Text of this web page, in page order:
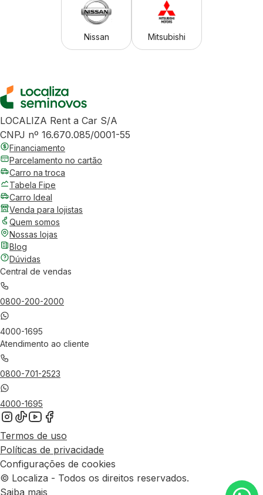
Nissan Mitsubishi
LOCALIZA Rent a Car S/A
CNPJ nº 16.670.085/0001-55
Financiamento
Parcelamento no cartão
Carro na troca
Tabela Fipe
Carro Ideal
Venda para lojistas
Quem somos
Nossas lojas
Blog
Dúvidas
Central de vendas
0800-200-2000
4000-1695
Atendimento ao cliente
0800-701-2523
4000-1695
Termos de uso
Políticas de privacidade
Configurações de cookies
© Localiza - Todos os direitos reservados.
Saiba mais